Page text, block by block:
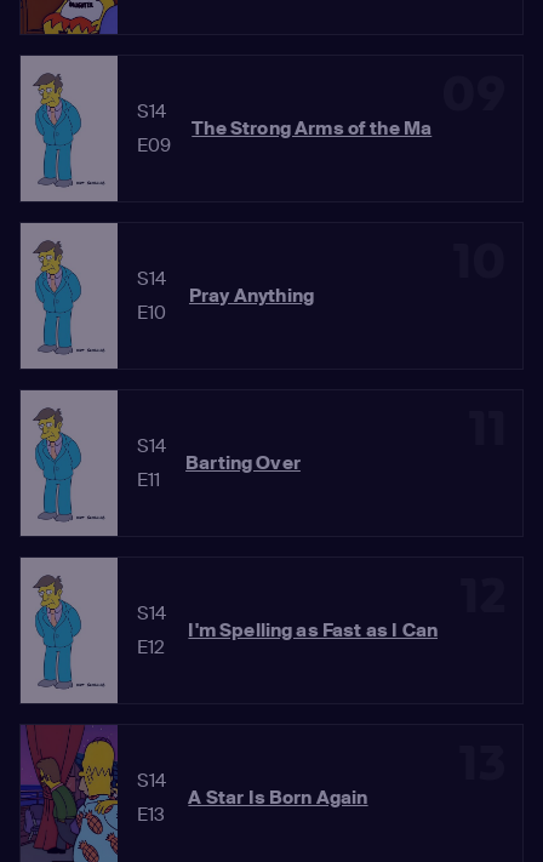
S14
E09
The Strong Arms of the Ma
S14
E10
Pray Anything
S14
E11
Barting Over
S14
E12
I'm Spelling as Fast as I Can
S14
E13
A Star Is Born Again